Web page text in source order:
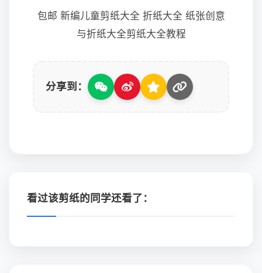
包邮 新编儿童剪纸大全 折纸大全 纸张创意
与折纸大全剪纸大全教程
分享到：
看过该剪纸的同学还看了：